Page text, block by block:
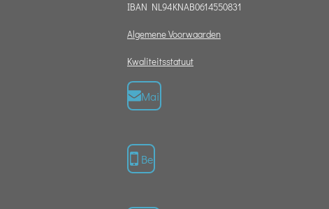
IBAN NL94KNAB0614550831
Algemene Voorwaarden
Kwaliteitsstatuut
Mail
Bel